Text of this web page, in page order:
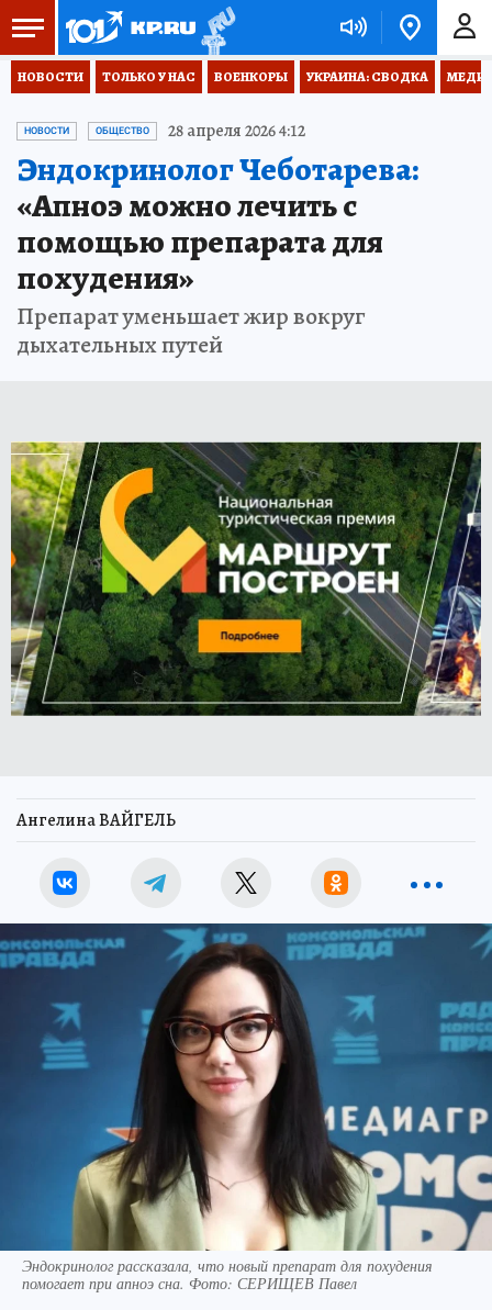
НОВОСТИ ТОЛЬКО У НАС ВОЕНКОРЫ УКРАИНА: СВОДКА
НОВОСТИ ОБЩЕСТВО 28 апреля 2026 4:12
Эндокринолог Чеботарева:
«Апноэ можно лечить с
помощью препарата для
похудения»
Препарат уменьшает жир вокруг
дыхательных путей
Ангелина ВАЙГЕЛЬ
Эндокринолог рассказала, что новый препарат для похудения
помогает при апноэ сна. Фото: СЕРИЩЕВ Павел